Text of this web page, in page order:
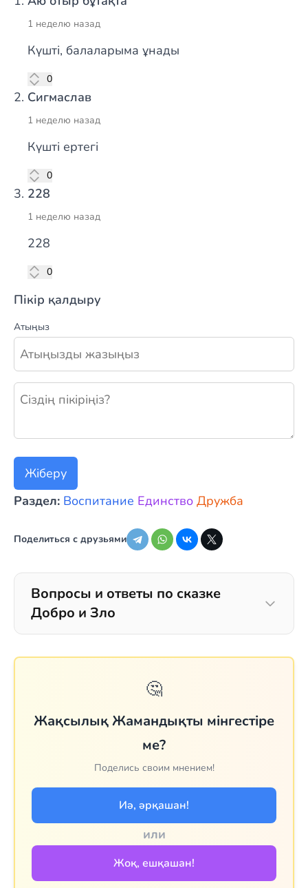
1 неделю назад
Күшті, балаларыма ұнады
0
лүпіл
Сигмаслав
1 неделю назад
Күшті ертегі
0
лүпіл
228
1 неделю назад
228
0
лүпіл
Пікір қалдыру
Атыңыз
Жаңа пікір қалдыру
Жіберу
Раздел: Воспитание Единство Дружба
Поделиться с друзьями
Вопросы и ответы по сказке
Добро и Зло
🤔
Жақсылық Жамандықты мінгестіре
ме?
Поделись своим мнением!
Иә, әрқашан!
или
Жоқ, ешқашан!